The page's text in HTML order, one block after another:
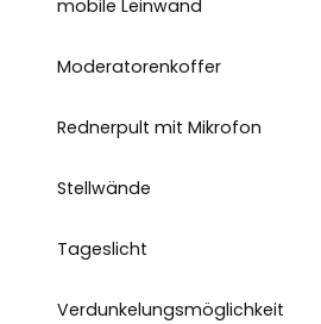
mobile Leinwand
Moderatorenkoffer
Rednerpult mit Mikrofon
Stellwände
Tageslicht
Verdunkelungsmöglichkeit